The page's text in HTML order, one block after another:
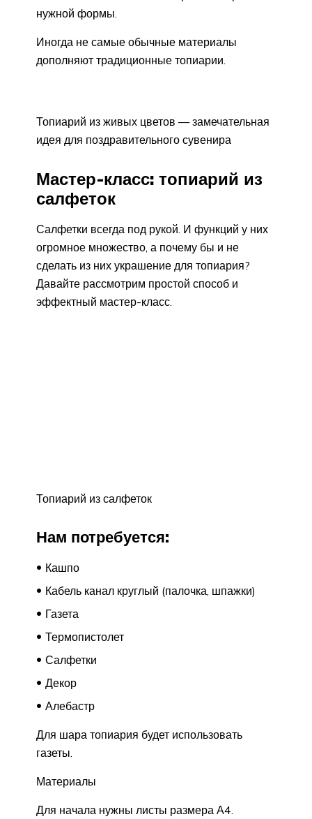
нужной формы.
Иногда не самые обычные материалы
дополняют традиционные топиарии.
Топиарий из живых цветов — замечательная
идея для поздравительного сувенира
Мастер-класс: топиарий из
салфеток
Салфетки всегда под рукой. И функций у них
огромное множество, а почему бы и не
сделать из них украшение для топиария?
Давайте рассмотрим простой способ и
эффектный мастер-класс.
Топиарий из салфеток
Нам потребуется:
Кашпо
Кабель канал круглый (палочка, шпажки)
Газета
Термопистолет
Салфетки
Декор
Алебастр
Для шара топиария будет использовать
газеты.
Материалы
Для начала нужны листы размера А4.